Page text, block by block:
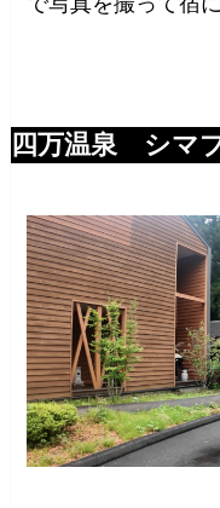
四万温泉 シマ